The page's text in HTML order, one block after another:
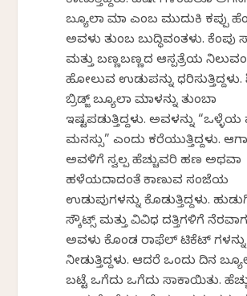
ಬ್ಯೂಲಾ ಮಾ ಎಂಬ ಮುದುಕಿ ಕಪ್ಪು
ಅವಳು ತುಂಬ ಬುದ್ಧಿವಂತಳು. ಕೆಂಪು
ಮತ್ತು ಬಣ್ಣಬಣ್ಣದ ಆಸ್ಪತ್ರೆಯ
ಹೋಲುವ ಉಡುಪನ್ನು ಧರಿಸುತ್ತಿದ್ದಳು.
ಬ್ರಿಡ್ಜ್ ಬ್ಯೂಲಾ ಮಾಳನ್ನು ತುಂಬಾ
ಇಷ್ಟಪಡುತ್ತಿದ್ದಳು. ಅವಳನ್ನು
ಮನಸ್ಸು” ಎಂದು ಕರೆಯುತ್ತಿದ್ದಳು.
ಅವಳಿಗೆ ಸ್ವಲ್ಪ ಹೆಚ್ಚುವರಿ ಹಣ ಅಥವಾ
ಹಳೆಯದಾದಂತೆ ಕಾಣುವ ಸಂಜೆಯ
ಉಡುಪುಗಳನ್ನು ಕೊಡುತ್ತಿದ್ದಳು.
ಸ್ಕೌಟ್ಸ್ ಮತ್ತು ವಿವಿಧ ದತ್ತಿಗಳಿಗೆ
ಅವಳು ಕೊಂಡ ರಾಫೆಲ್ ಟಿಕೆಟ್ ಗಳನ್ನು
ನೀಡುತ್ತಿದ್ದಳು. ಆದರೆ ಒಂದು ದಿನ
ಬಟ್ಟೆ ಒಗೆದು ಒಗೆದು ಸಾಕಾಯಿತು.